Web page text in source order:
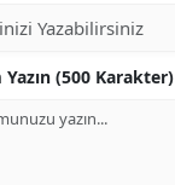
(500 Karakter)